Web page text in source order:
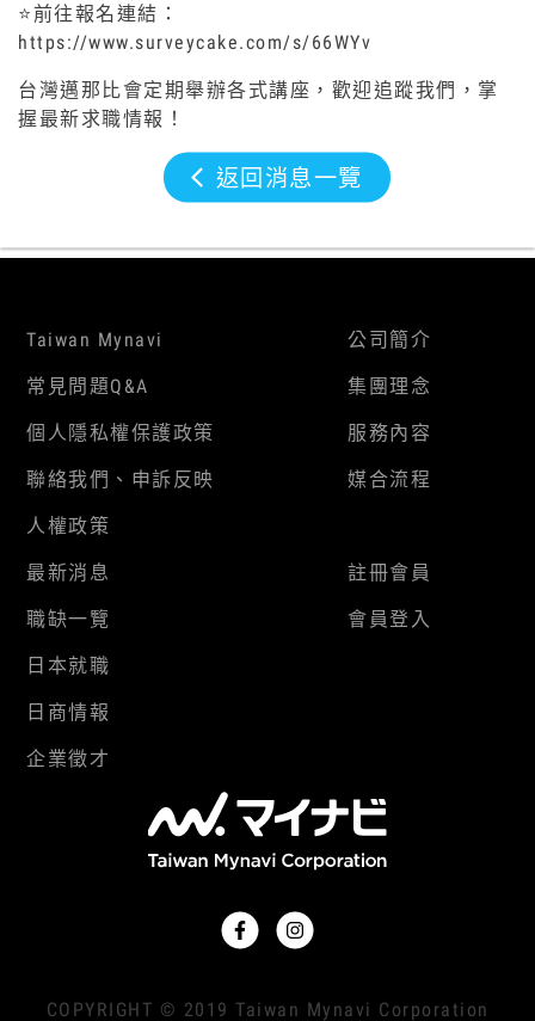
⭐前往報名連結：
https://www.surveycake.com/s/66WYv
台灣邁那比會定期舉辦各式講座，歡迎追蹤我們，掌
握最新求職情報！
返回消息一覽
Taiwan Mynavi
常見問題Q&A
個人隱私權保護政策
聯絡我們、申訴反映
人權政策
公司簡介
集團理念
服務內容
媒合流程
最新消息
職缺一覽
日本就職
日商情報
企業徵才
註冊會員
會員登入
COPYRIGHT © 2019 Taiwan Mynavi Corporation